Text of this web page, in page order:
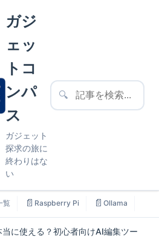
ガジ
ェッ
トコ
ンパ
ス
ガジェット
探求の旅に
終わりはな
い
🔍
覧 📄 Raspberry Pi 📄 Ollama
に使える？初心者向けAI編集ツー